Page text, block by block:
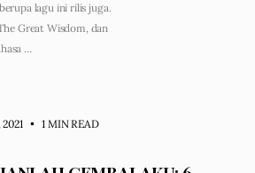
lagu ini rilis juga.
Great Wisdom, dan
…
• 1 MIN READ